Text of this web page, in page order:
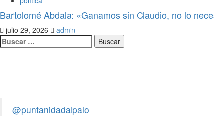
Bartolomé Abdala: «Ganamos sin Claudio, no lo
julio 29, 2026 admin
@puntanidadalpalo
Pepe Olguín: «La soberanía no se